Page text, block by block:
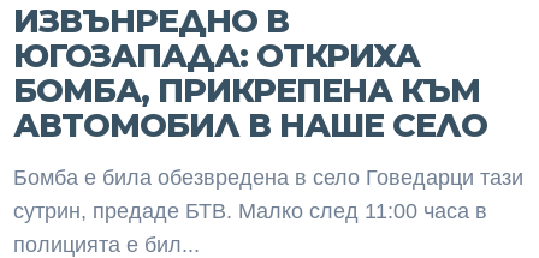
ИЗВЪНРЕДНО В
ЮГОЗАПАДА: ОТКРИХА
БОМБА, ПРИКРЕПЕНА КЪМ
АВТОМОБИЛ В НАШЕ СЕЛО
Бомба е била обезвредена в село Говедарци тази
сутрин, предаде БТВ. Малко след 11:00 часа в
полицията е бил...